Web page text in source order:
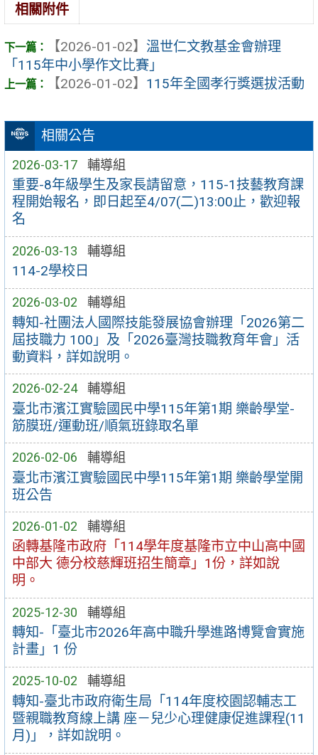
相關公告
2026-03-17 輔導組
重要-8年級學生及家長請留意，115-1技藝教育課
程開始報名，即日起至4/07(二)13:00止，歡迎報
名
2026-03-13 輔導組
114-2學校日
2026-03-02 輔導組
轉知-社團法人國際技能發展協會辦理「2026第二
屆技職力 100」及「2026臺灣技職教育年會」活
動資料，詳如說明。
2026-02-24 輔導組
臺北市濱江實驗國民中學115年第1期 樂齡學堂-
筋膜班/運動班/順氣班錄取名單
2026-02-06 輔導組
臺北市濱江實驗國民中學115年第1期 樂齡學堂開
班公告
2026-01-02 輔導組
函轉基隆市政府「114學年度基隆市立中山高中國
中部大 德分校慈輝班招生簡章」1份，詳如說
明。
2025-12-30 輔導組
轉知-「臺北市2026年高中職升學進路博覽會實施
計畫」1 份
2025-10-02 輔導組
轉知-臺北市政府衛生局「114年度校園認輔志工
暨親職教育線上講 座－兒少心理健康促進課程(11
月)」，詳如說明。
相關附件
【2026-01-02】 溫世仁文教基金會辦理
「115年中小學作文比賽」
【2026-01-02】 115年全國孝行獎選拔活動